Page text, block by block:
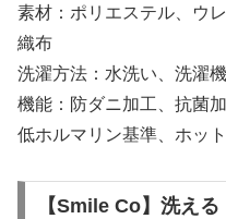
素材：ポリエステル、ウ
織布
洗濯方法：水洗い、洗濯機
機能：防ダニ加工、抗菌
低ホルマリン基準、ホッ
【Smile Co】洗える